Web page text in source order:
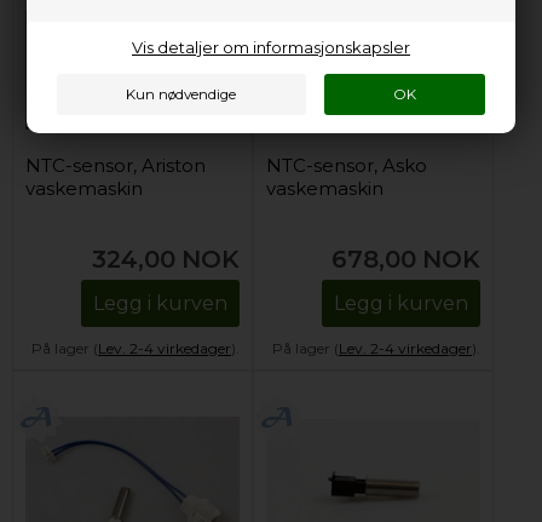
Vis detaljer om informasjonskapsler
NTC-sensor, Ariston
vaskemaskin
324,00 NOK
Legg i kurven
På lager (Lev. 2-4 virkedager).
NTC-sensor, Asko
vaskemaskin
678,00 NOK
Legg i kurven
På lager (Lev. 2-4 virkedager).